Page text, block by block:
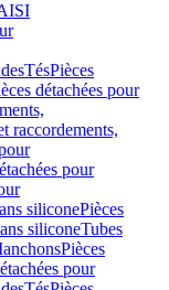
TésPièces
détachées pour
raccordements,
pour
siliconePièces
siliconeTubes
Pièces
pour